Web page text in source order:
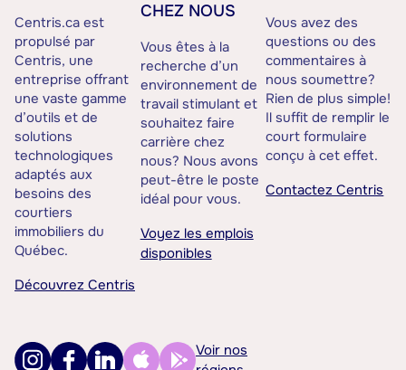
Centris.ca est
propulsé par
Centris, une
entreprise offrant
une vaste gamme
d’outils et de
solutions
technologiques
adaptés aux
besoins des
courtiers
immobiliers du
Québec.
Découvrez Centris
CHEZ NOUS
Vous êtes à la
recherche d’un
environnement de
travail stimulant et
souhaitez faire
carrière chez
nous? Nous avons
peut-être le poste
idéal pour vous.
Voyez les emplois
disponibles
Vous avez des
questions ou des
commentaires à
nous soumettre?
Rien de plus simple!
Il suffit de remplir le
court formulaire
conçu à cet effet.
Contactez Centris
Voir nos